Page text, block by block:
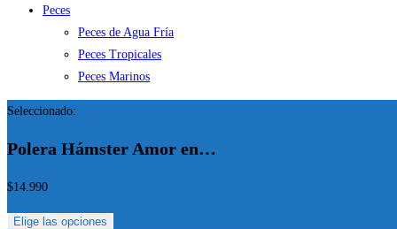
Peces
Peces de Agua Fría
Peces Tropicales
Peces Marinos
Seleccionado:
Polera Hámster Amor en…
$14.990
Elige las opciones